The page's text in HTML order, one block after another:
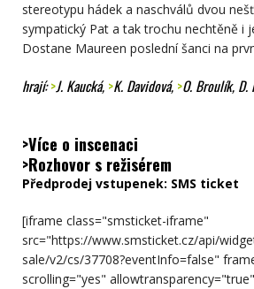
stereotypu hádek a naschválů dvou
sympatický Pat a tak trochu nechtěně i
Dostane Maureen poslední šanci na
hrají:>J. Kaucká, >K. Davidová, >O. Broulík, D.
>Více o inscenaci
>Rozhovor s režisérem
Předprodej vstupenek: SMS ticket
[iframe class="smsticket-iframe"
src="https://www.smsticket.cz/api/
sale/v2/cs/37708?eventInfo=false"
scrolling="yes"